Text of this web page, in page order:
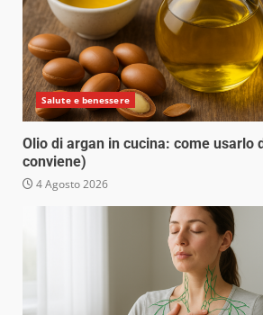
Salute e benessere
Olio di argan in cucina: come usarlo
conviene)
4 Agosto 2026